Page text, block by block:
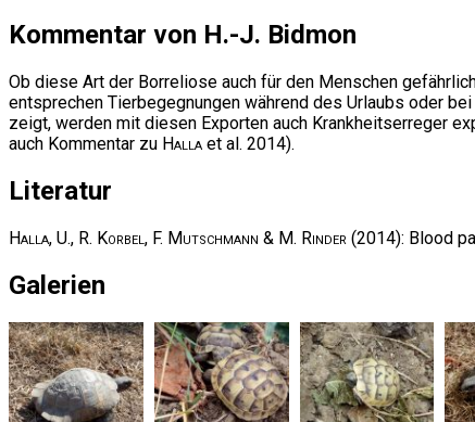
Kommentar von H.-J. Bidmon
Ob diese Art der Borreliose auch für den Menschen
entsprechen Tierbegegnungen während des Urlaubs oder
zeigt, werden mit diesen Exporten auch Krankheitserreger
auch Kommentar zu Halla et al. 2014).
Literatur
Halla, U., R. Korbel, F. Mutschmann & M. Rinder (2014): Blood
Galerien